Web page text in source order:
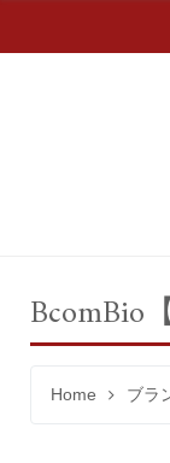
BcomBio
Home ブラ